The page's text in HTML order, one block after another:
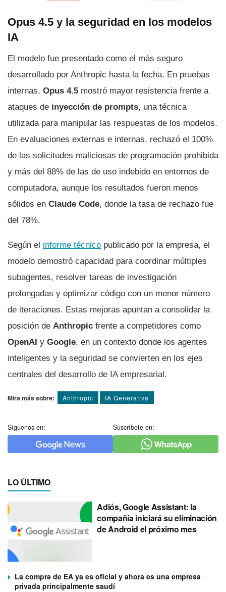
Opus 4.5 y la seguridad en los modelos
IA
El modelo fue presentado como el más seguro
desarrollado por Anthropic hasta la fecha. En pruebas
internas, Opus 4.5 mostró mayor resistencia frente a
ataques de inyección de prompts, una técnica
utilizada para manipular las respuestas de los modelos.
En evaluaciones externas e internas, rechazó el 100%
de las solicitudes maliciosas de programación prohibida
y más del 88% de las de uso indebido en entornos de
computadora, aunque los resultados fueron menos
sólidos en Claude Code, donde la tasa de rechazo fue
del 78%.
Según el informe técnico publicado por la empresa, el
modelo demostró capacidad para coordinar múltiples
subagentes, resolver tareas de investigación
prolongadas y optimizar código con un menor número
de iteraciones. Estas mejoras apuntan a consolidar la
posición de Anthropic frente a competidores como
OpenAI y Google, en un contexto donde los agentes
inteligentes y la seguridad se convierten en los ejes
centrales del desarrollo de IA empresarial.
Mira más sobre: Anthropic IA Generativa
Síguenos en: Suscríbete en:
LO ÚLTIMO
Adiós, Google Assistant: la
compañía iniciará su eliminación
de Android el próximo mes
La compra de EA ya es oficial y ahora es una empresa
privada principalmente saudí